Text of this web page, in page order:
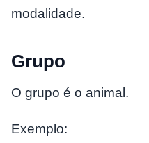
modalidade.
Grupo
O grupo é o animal.
Exemplo: